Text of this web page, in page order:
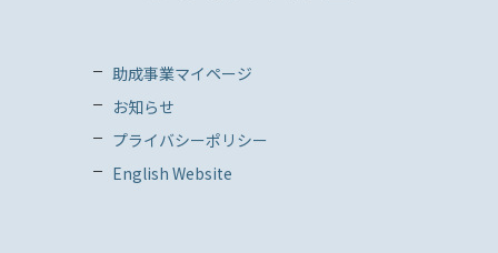
助成事業マイページ
お知らせ
プライバシーポリシー
English Website